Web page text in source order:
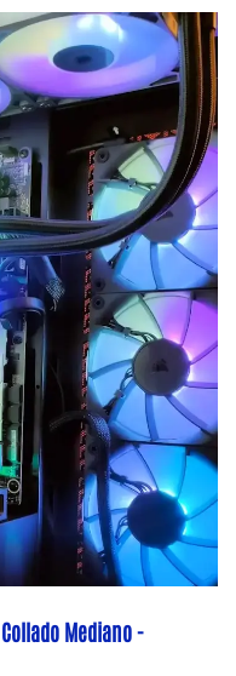
Mediano -